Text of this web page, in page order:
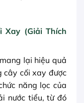
Xay (Giải Thích
lại hiệu quả
cây cối xay được
năng lọc của
nước tiểu, từ đó